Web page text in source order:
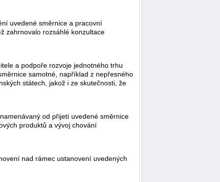
uvedené směrnice a pracovní
zahrnovalo rozsáhlé konzultace
a podpoře rozvoje jednotného trhu
samotné, například z nepřesného
státech, jakož i ze skutečnosti, že
od přijetí uvedené směrnice
produktů a vývoj chování
nad rámec ustanovení uvedených